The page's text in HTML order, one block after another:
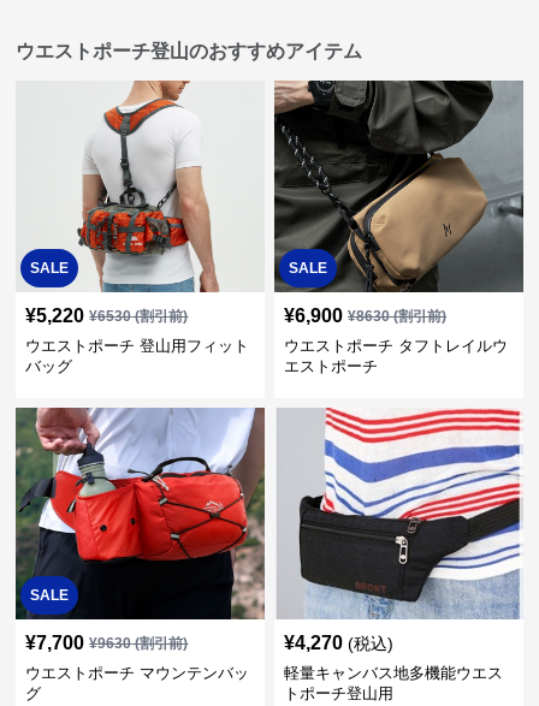
ウエストポーチ登山のおすすめアイテム
SALE
¥5,220 ¥6530(割引前)
ウエストポーチ 登山用フィット
バッグ
SALE
¥6,900 ¥8630(割引前)
ウエストポーチ タフトレイルウ
エストポーチ
SALE
¥7,700 ¥9630(割引前)
ウエストポーチ マウンテンバッ
グ
¥4,270 (税込)
軽量キャンバス地多機能ウエス
トポーチ登山用